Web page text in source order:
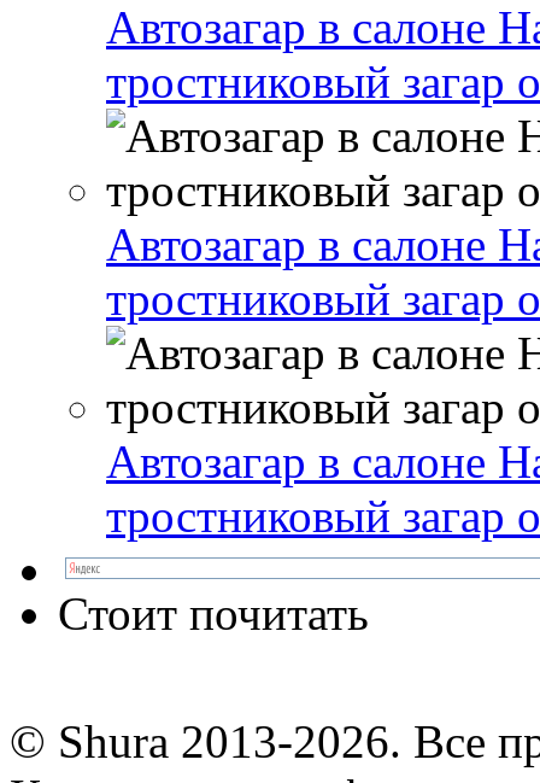
Автозагар в салоне
тростниковый загар
Автозагар в салоне
тростниковый загар
Автозагар в салоне
тростниковый загар
Стоит почитать
© Shura 2013-2026. Все